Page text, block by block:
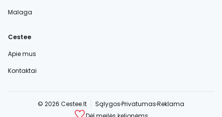
Malaga
Cestee
Apie mus
Kontaktai
© 2026 Cestee.lt SąlygosPrivatumasReklama